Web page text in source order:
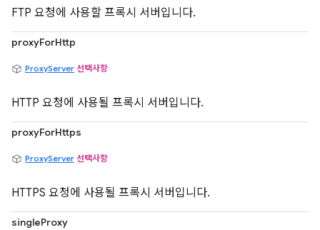
FTP 요청에 사용할 프록시 서버입니다.
proxyForHttp
ProxyServer 선택사항
HTTP 요청에 사용될 프록시 서버입니다.
proxyForHttps
ProxyServer 선택사항
HTTPS 요청에 사용될 프록시 서버입니다.
singleProxy